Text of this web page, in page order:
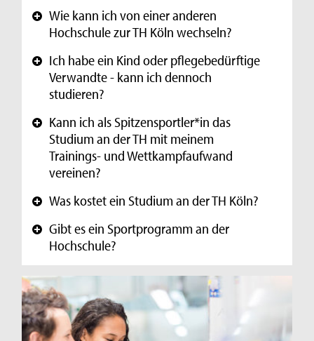
+ Wie kann ich von einer anderen
Hochschule zur TH Köln wechseln?
+ Ich habe ein Kind oder pflegebedürftige
Verwandte - kann ich dennoch
studieren?
+ Kann ich als Spitzensportler*in das
Studium an der TH mit meinem
Trainings- und Wettkampfaufwand
vereinen?
+ Was kostet ein Studium an der TH Köln?
+ Gibt es ein Sportprogramm an der
Hochschule?